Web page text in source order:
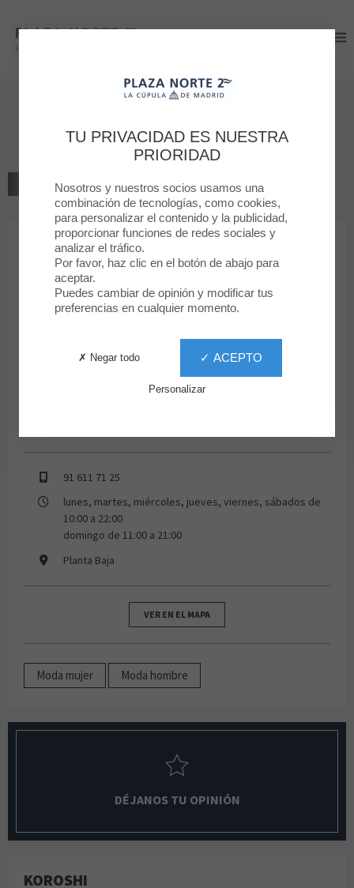
Koroshi
VOLVER AL LISTADO
MODA MUJER
Koroshi
91 611 71 25
lunes, martes, miércoles, jueves, viernes, sábados de
10:00 a 22:00
domingo de 11:00 a 21:00
Planta Baja
VER EN EL MAPA
Moda mujer Moda hombre
DÉJANOS TU OPINIÓN
KOROSHI
TU PRIVACIDAD ES NUESTRA
PRIORIDAD
Nosotros y nuestros socios usamos una
combinación de tecnologías, como cookies,
para personalizar el contenido y la publicidad,
proporcionar funciones de redes sociales y
analizar el tráfico.
Por favor, haz clic en el botón de abajo para
aceptar.
Puedes cambiar de opinión y modificar tus
preferencias en cualquier momento.
✓ ACEPTO
✗ Negar todo
Personalizar